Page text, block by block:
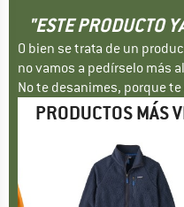
"ESTE PRODUCTO
O bien se trata de un
no vamos a pedírselo más
No te desanimes, porque
PRODUCTOS MÁS